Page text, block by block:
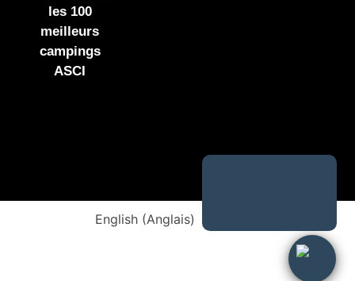
les 100
meilleurs
campings
ASCI
English(Anglais)